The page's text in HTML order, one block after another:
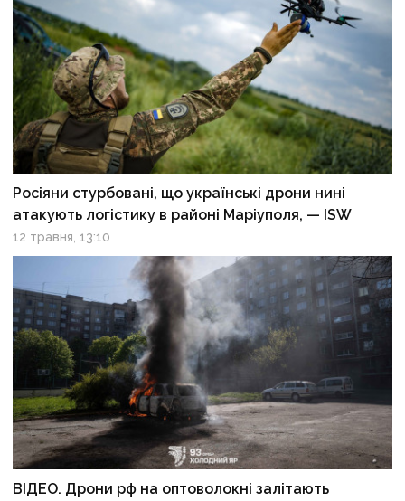
Росіяни стурбовані, що українські дрони нині
атакують логістику в районі Маріуполя, — ISW
12 травня, 13:10
ВІДЕО. Дрони рф на оптоволокні залітають